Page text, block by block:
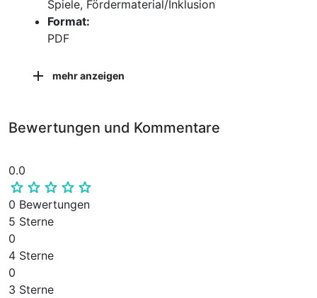
Spiele, Fördermaterial/Inklusion
Format:
PDF
mehr anzeigen
Bewertungen und Kommentare
0.0
0 Bewertungen
5 Sterne
0
4 Sterne
0
3 Sterne